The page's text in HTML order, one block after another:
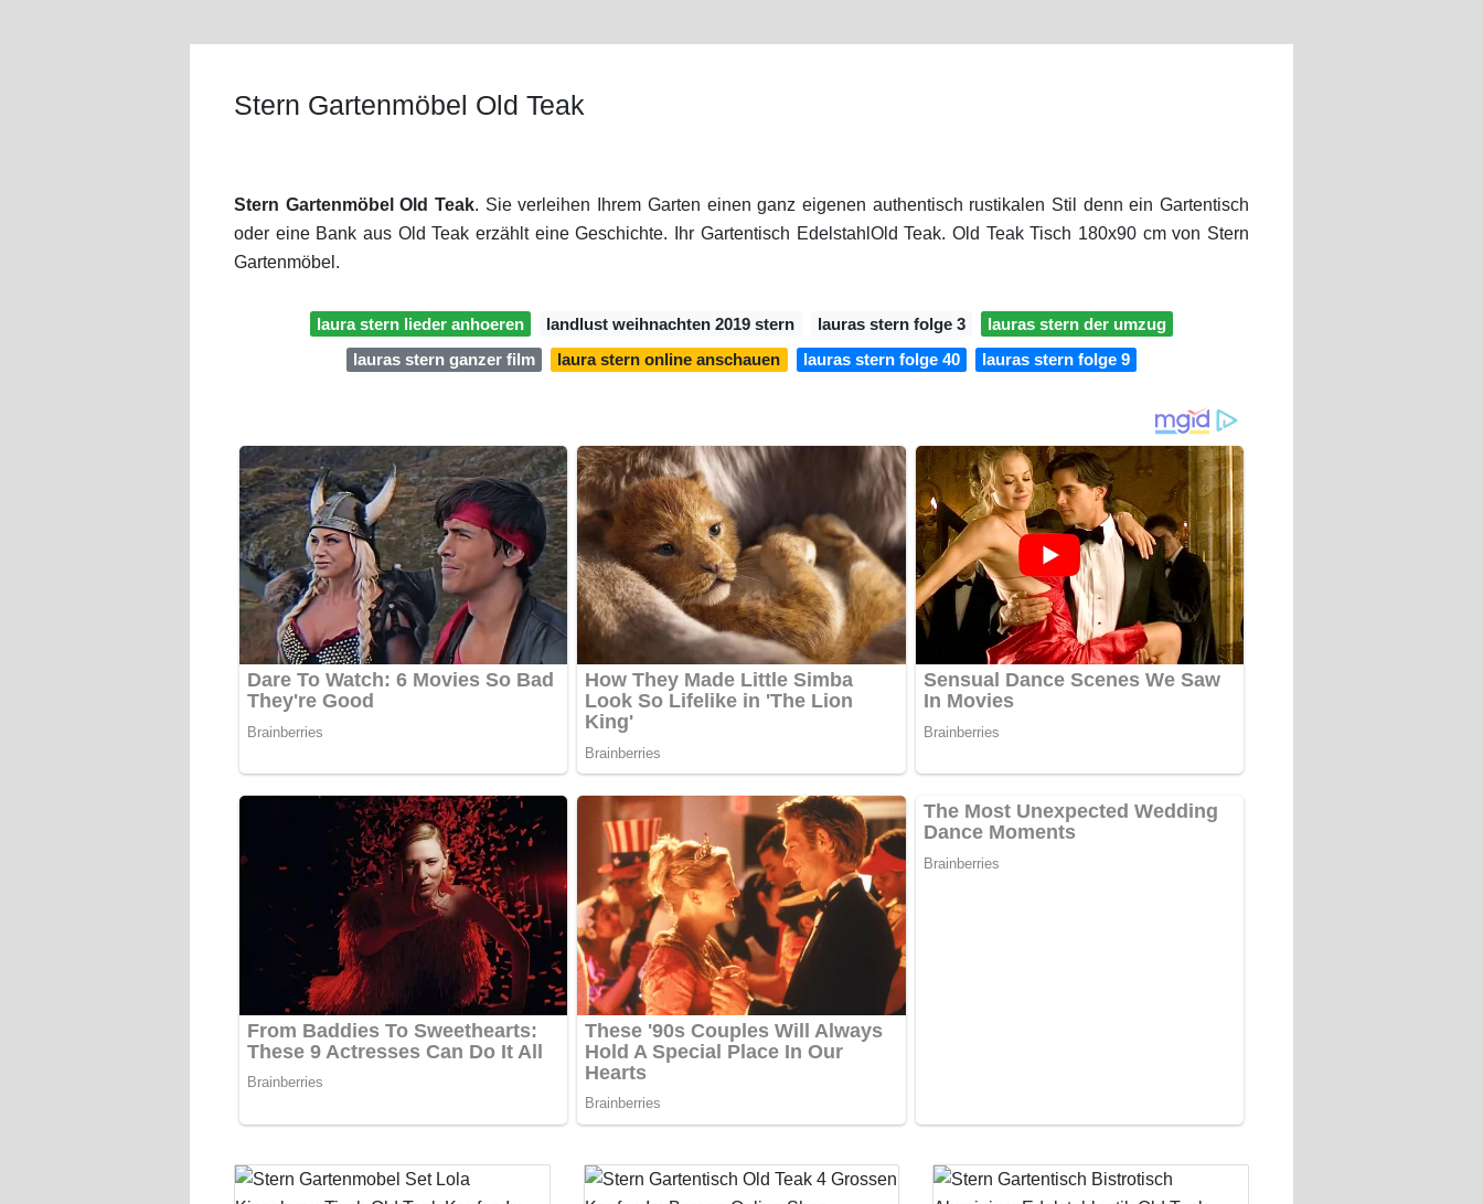
Stern Gartenmöbel Old Teak
Stern Gartenmöbel Old Teak. Sie verleihen Ihrem Garten einen ganz eigenen authentisch rustikalen Stil denn ein Gartentisch
oder eine Bank aus Old Teak erzählt eine Geschichte. Ihr Gartentisch EdelstahlOld Teak. Old Teak Tisch 180x90 cm von Stern
Gartenmöbel.
laura stern lieder anhoeren landlust weihnachten 2019 stern lauras stern folge 3
lauras stern der umzug
lauras stern ganzer film
laura stern online anschauen lauras stern folge 40 lauras stern folge 9